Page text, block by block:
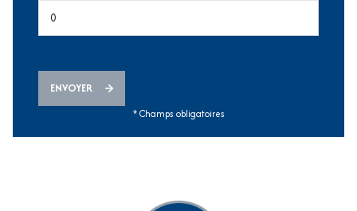
ENVOYER
* Champs obligatoires